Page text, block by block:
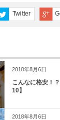
Twitter
2018年8月6日
こんなに格安！
10】
2018年8月6日